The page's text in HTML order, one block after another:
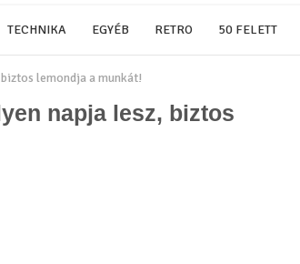
TECHNIKA EGYÉB RETRO 50 FELETT
lemondja a munkát!
napja lesz, biztos